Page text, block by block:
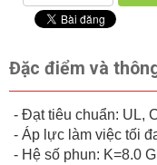
Đặc điểm và
- Đạt tiêu chuẩn: UL,
- Áp lực làm việc tối
- Hệ số phun: K=8.0